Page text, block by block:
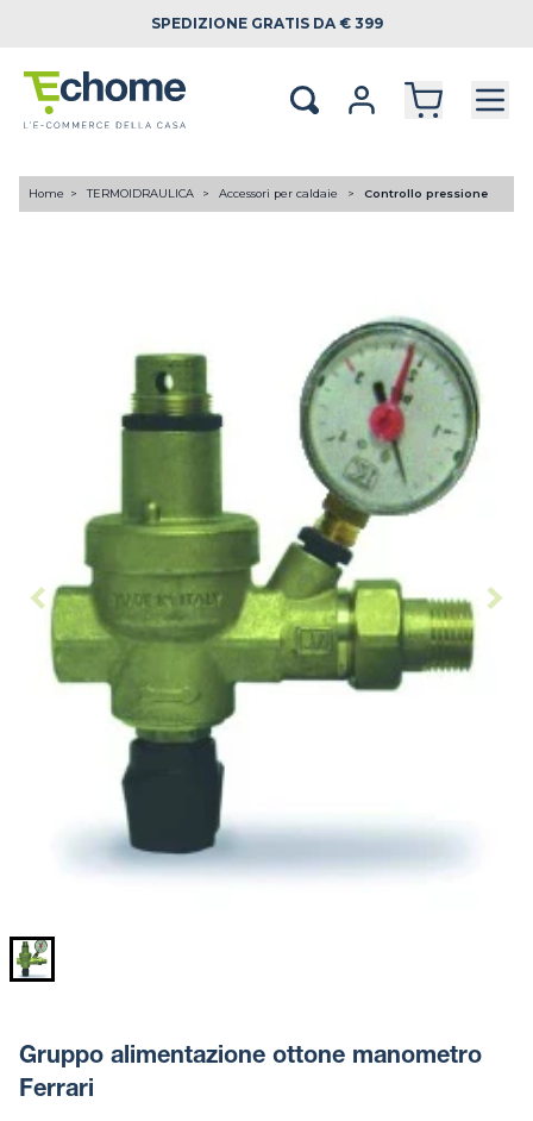
SPEDIZIONE GRATIS DA € 399
Home TERMOIDRAULICA Accessori per caldaie Controllo pressione
Gruppo alimentazione ottone manometro
Ferrari